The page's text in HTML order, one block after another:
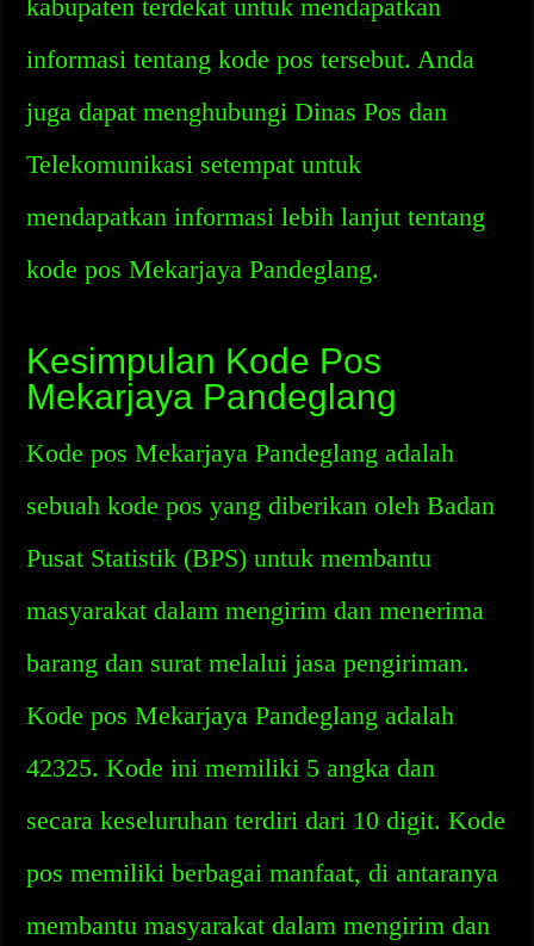
kabupaten terdekat untuk mendapatkan
informasi tentang kode pos tersebut. Anda
juga dapat menghubungi Dinas Pos dan
Telekomunikasi setempat untuk
mendapatkan informasi lebih lanjut tentang
kode pos Mekarjaya Pandeglang.
Kesimpulan Kode Pos
Mekarjaya Pandeglang
Kode pos Mekarjaya Pandeglang adalah
sebuah kode pos yang diberikan oleh Badan
Pusat Statistik (BPS) untuk membantu
masyarakat dalam mengirim dan menerima
barang dan surat melalui jasa pengiriman.
Kode pos Mekarjaya Pandeglang adalah
42325. Kode ini memiliki 5 angka dan
secara keseluruhan terdiri dari 10 digit. Kode
pos memiliki berbagai manfaat, di antaranya
membantu masyarakat dalam mengirim dan